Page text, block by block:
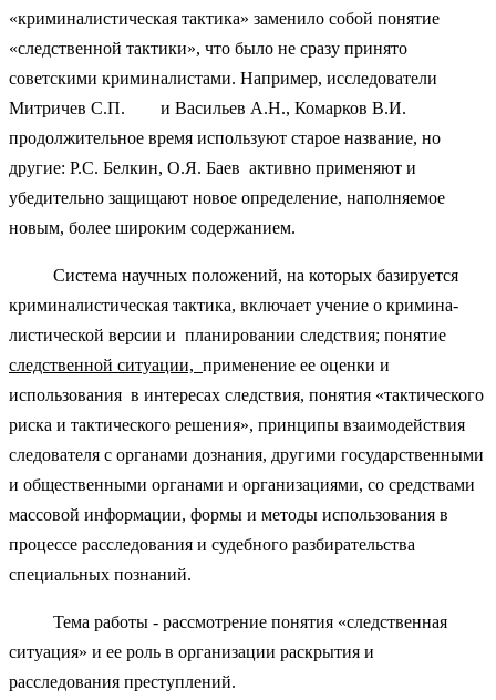
«криминалистическая тактика» заменило собой понятие
«следственной тактики», что было не сразу принято
советскими криминалистами. Например, исследователи
Митричев С.П. и Васильев А.Н., Комарков В.И.
продолжительное время используют старое название, но
другие: Р.С. Белкин, О.Я. Баев активно применяют и
убедительно защищают новое определение, наполняемое
новым, более широким содержанием.
Система научных положений, на которых базируется
криминалистическая тактика, включает учение о кримина-
листической версии и планировании следствия; понятие
следственной ситуации, применение ее оценки и
использования в интересах следствия, понятия «тактического
риска и тактического решения», принципы взаимодействия
следователя с органами дознания, другими государственными
и общественными органами и организациями, со средствами
массовой информации, формы и методы использования в
процессе расследования и судебного разбирательства
специальных познаний.
Тема работы - рассмотрение понятия «следственная
ситуация» и ее роль в организации раскрытия и
расследования преступлений.